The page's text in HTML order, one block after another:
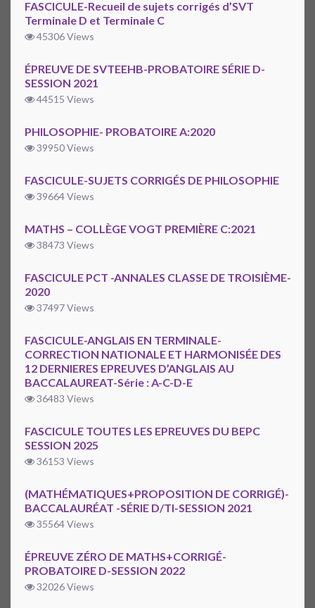
FASCICULE-Recueil de sujets corrigés d’SVT
Terminale D et Terminale C
45306 Views
ÉPREUVE DE SVTEEHB-PROBATOIRE SÉRIE D-
SESSION 2021
44515 Views
PHILOSOPHIE- PROBATOIRE A:2020
39950 Views
FASCICULE-SUJETS CORRIGÉS DE PHILOSOPHIE
39664 Views
MATHS – COLLÈGE VOGT PREMIÈRE C:2021
38473 Views
FASCICULE PCT -ANNALES CLASSE DE TROISIÈME-
2020
37497 Views
FASCICULE-ANGLAIS EN TERMINALE-
CORRECTION NATIONALE ET HARMONISÉE DES
12 DERNIERES EPREUVES D’ANGLAIS AU
BACCALAUREAT-Série : A-C-D-E
36483 Views
FASCICULE TOUTES LES EPREUVES DU BEPC
SESSION 2025
36153 Views
(MATHÉMATIQUES+PROPOSITION DE CORRIGÉ)-
BACCALAURÉAT -SÉRIE D/TI-SESSION 2021
35564 Views
ÉPREUVE ZÉRO DE MATHS+CORRIGÉ-
PROBATOIRE D-SESSION 2022
32026 Views